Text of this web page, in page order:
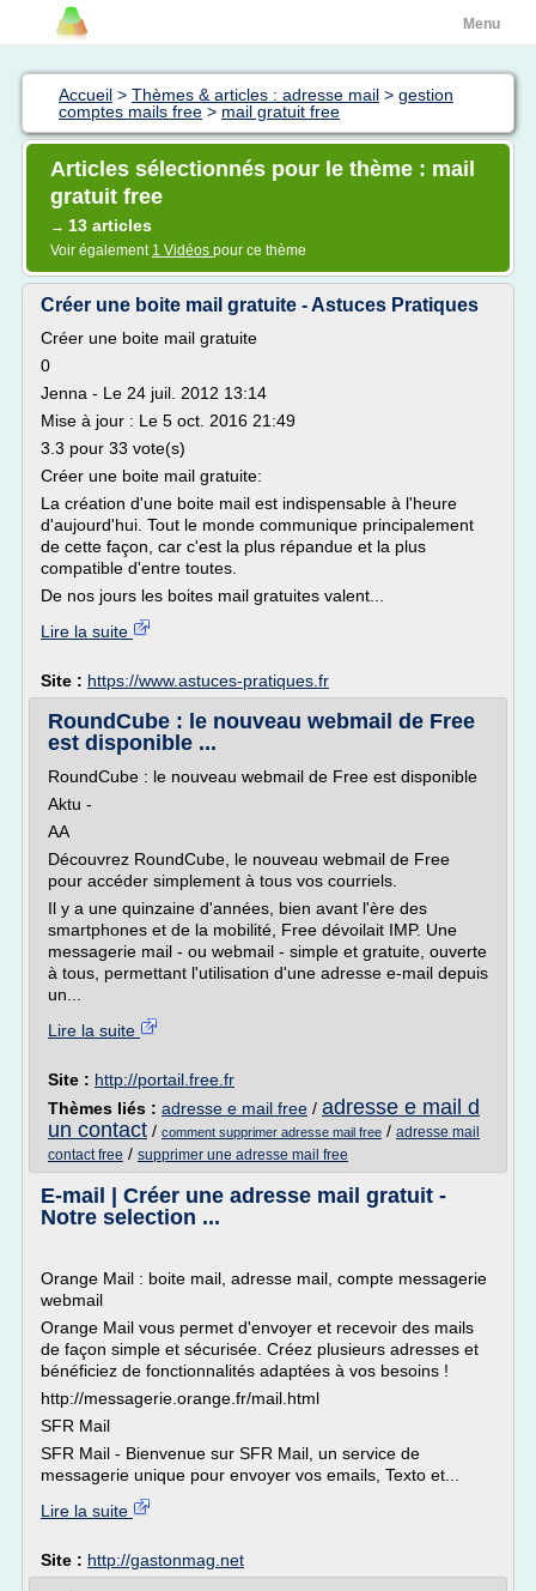
Menu
Accueil > Thèmes & articles : adresse mail > gestion
comptes mails free > mail gratuit free
Articles sélectionnés pour le thème : mail
gratuit free
→ 13 articles
Voir également 1 Vidéos pour ce thème
Créer une boite mail gratuite - Astuces Pratiques
Créer une boite mail gratuite
0
Jenna - Le 24 juil. 2012 13:14
Mise à jour : Le 5 oct. 2016 21:49
3.3 pour 33 vote(s)
Créer une boite mail gratuite:
La création d'une boite mail est indispensable à l'heure
d'aujourd'hui. Tout le monde communique principalement
de cette façon, car c'est la plus répandue et la plus
compatible d'entre toutes.
De nos jours les boites mail gratuites valent...
Lire la suite
Site : https://www.astuces-pratiques.fr
RoundCube : le nouveau webmail de Free
est disponible ...
RoundCube : le nouveau webmail de Free est disponible
Aktu -
AA
Découvrez RoundCube, le nouveau webmail de Free
pour accéder simplement à tous vos courriels.
Il y a une quinzaine d'années, bien avant l'ère des
smartphones et de la mobilité, Free dévoilait IMP. Une
messagerie mail - ou webmail - simple et gratuite, ouverte
à tous, permettant l'utilisation d'une adresse e-mail depuis
un...
Lire la suite
Site : http://portail.free.fr
Thèmes liés : adresse e mail free / adresse e mail d
un contact / comment supprimer adresse mail free / adresse mail
contact free / supprimer une adresse mail free
E-mail | Créer une adresse mail gratuit -
Notre selection ...
Orange Mail : boite mail, adresse mail, compte messagerie
webmail
Orange Mail vous permet d'envoyer et recevoir des mails
de façon simple et sécurisée. Créez plusieurs adresses et
bénéficiez de fonctionnalités adaptées à vos besoins !
http://messagerie.orange.fr/mail.html
SFR Mail
SFR Mail - Bienvenue sur SFR Mail, un service de
messagerie unique pour envoyer vos emails, Texto et...
Lire la suite
Site : http://gastonmag.net